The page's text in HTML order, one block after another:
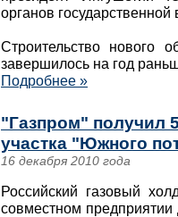
органов государственной
Строительство нового
завершилось на год
Подробнее »
"Газпром" получил
участка "Южного
16 декабря 2010 года
Российский газовый
совместном предприятии